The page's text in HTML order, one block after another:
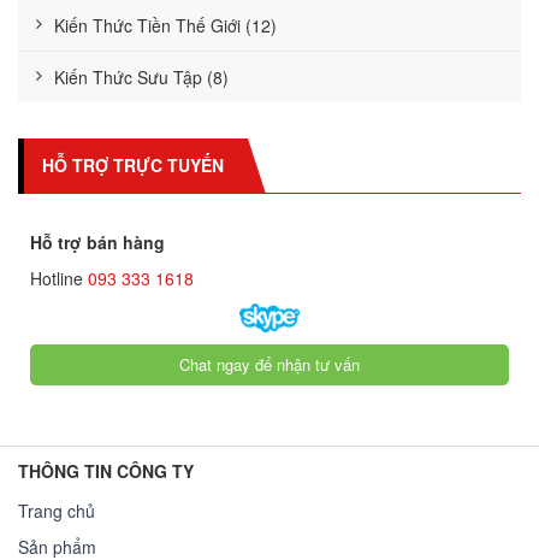
Kiến Thức Tiền Thế Giới (12)
Kiến Thức Sưu Tập (8)
HỖ TRỢ TRỰC TUYẾN
Hỗ trợ bán hàng
Hotline 093 333 1618
Chat ngay để nhận tư vấn
THÔNG TIN CÔNG TY
Trang chủ
Sản phẩm